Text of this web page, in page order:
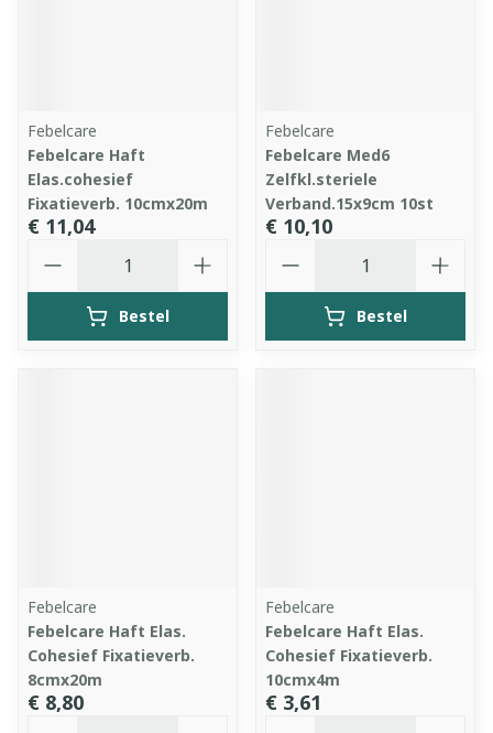
Febelcare
Febelcare Haft
Elas.cohesief
Fixatieverb. 10cmx20m
€ 11,04
Bestel
Febelcare
Febelcare Med6
Zelfkl.steriele
Verband.15x9cm 10st
€ 10,10
Bestel
Febelcare
Febelcare Haft Elas.
Cohesief Fixatieverb.
8cmx20m
€ 8,80
Febelcare
Febelcare Haft Elas.
Cohesief Fixatieverb.
10cmx4m
€ 3,61